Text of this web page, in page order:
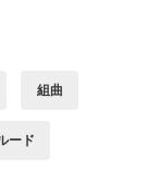
組曲
ード